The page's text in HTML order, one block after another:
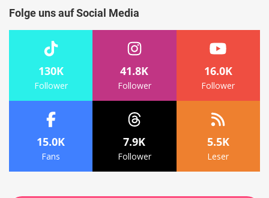
Folge uns auf Social Media
130K
Follower
41.8K
Follower
16.0K
Follower
15.0K
Fans
7.9K
Follower
5.5K
Leser